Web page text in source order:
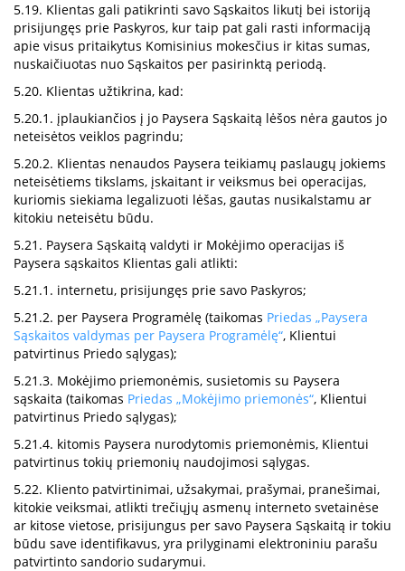
5.19. Klientas gali patikrinti savo Sąskaitos likutį bei istoriją
prisijungęs prie Paskyros, kur taip pat gali rasti informaciją
apie visus pritaikytus Komisinius mokesčius ir kitas sumas,
nuskaičiuotas nuo Sąskaitos per pasirinktą periodą.
5.20. Klientas užtikrina, kad:
5.20.1. įplaukiančios į jo Paysera Sąskaitą lėšos nėra gautos jo
neteisėtos veiklos pagrindu;
5.20.2. Klientas nenaudos Paysera teikiamų paslaugų jokiems
neteisėtiems tikslams, įskaitant ir veiksmus bei operacijas,
kuriomis siekiama legalizuoti lėšas, gautas nusikalstamu ar
kitokiu neteisėtu būdu.
5.21. Paysera Sąskaitą valdyti ir Mokėjimo operacijas iš
Paysera sąskaitos Klientas gali atlikti:
5.21.1. internetu, prisijungęs prie savo Paskyros;
5.21.2. per Paysera Programėlę (taikomas Priedas „Paysera
Sąskaitos valdymas per Paysera Programėlę“, Klientui
patvirtinus Priedo sąlygas);
5.21.3. Mokėjimo priemonėmis, susietomis su Paysera
sąskaita (taikomas Priedas „Mokėjimo priemonės“, Klientui
patvirtinus Priedo sąlygas);
5.21.4. kitomis Paysera nurodytomis priemonėmis, Klientui
patvirtinus tokių priemonių naudojimosi sąlygas.
5.22. Kliento patvirtinimai, užsakymai, prašymai, pranešimai,
kitokie veiksmai, atlikti trečiųjų asmenų interneto svetainėse
ar kitose vietose, prisijungus per savo Paysera Sąskaitą ir tokiu
būdu save identifikavus, yra prilyginami elektroniniu parašu
patvirtinto sandorio sudarymui.